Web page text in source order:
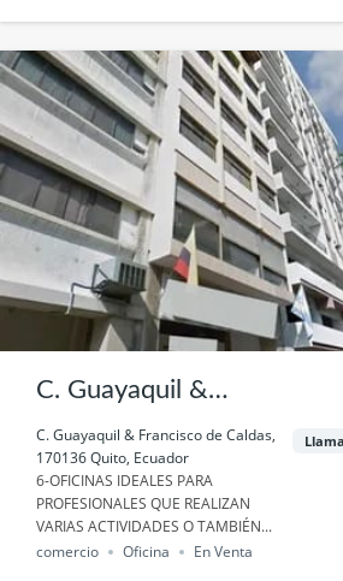
C. Guayaquil &
Francisco de Caldas,
170136 Quito,
Ecuador
C. Guayaquil & Francisco de Caldas,
170136 Quito, Ecuador
6-OFICINAS IDEALES PARA
PROFESIONALES QUE REALIZAN
VARIAS ACTIVIDADES O TAMBIÉN...
comercio Oficina En Venta